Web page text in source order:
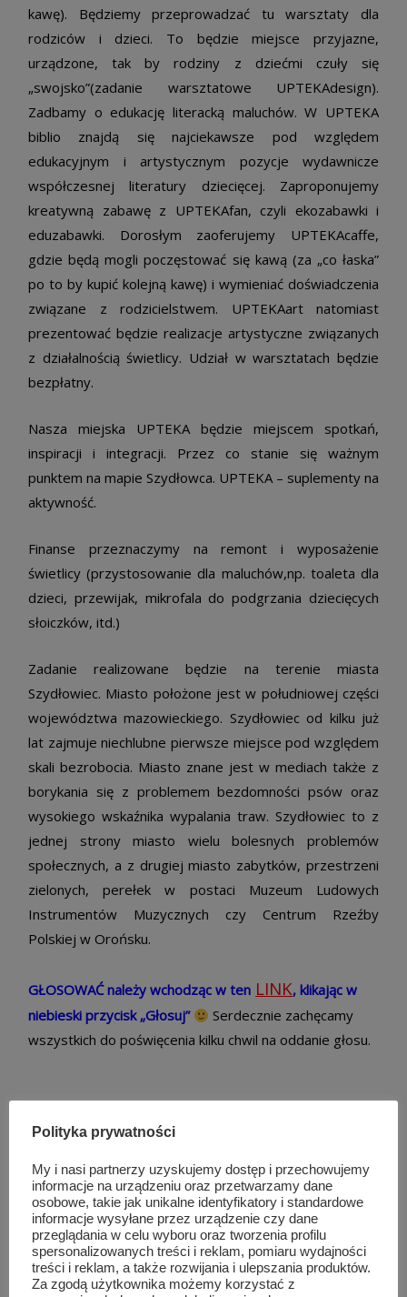
kawę). Będziemy przeprowadzać tu warsztaty dla
rodziców i dzieci. To będzie miejsce przyjazne,
urządzone, tak by rodziny z dziećmi czuły się
„swojsko”(zadanie warsztatowe UPTEKAdesign).
Zadbamy o edukację literacką maluchów. W UPTEKA
biblio znajdą się najciekawsze pod względem
edukacyjnym i artystycznym pozycje wydawnicze
współczesnej literatury dziecięcej. Zaproponujemy
kreatywną zabawę z UPTEKAfan, czyli ekozabawki i
eduzabawki. Dorosłym zaoferujemy UPTEKAcaffe,
gdzie będą mogli poczęstować się kawą (za „co łaska”
po to by kupić kolejną kawę) i wymieniać doświadczenia
związane z rodzicielstwem. UPTEKAart natomiast
prezentować będzie realizacje artystyczne związanych
z działalnością świetlicy. Udział w warsztatach będzie
bezpłatny.
Nasza miejska UPTEKA będzie miejscem spotkań,
inspiracji i integracji. Przez co stanie się ważnym
punktem na mapie Szydłowca. UPTEKA – suplementy na
aktywność.
Finanse przeznaczymy na remont i wyposażenie
świetlicy (przystosowanie dla maluchów,np. toaleta dla
dzieci, przewijak, mikrofala do podgrzania dziecięcych
słoiczków, itd.)
Zadanie realizowane będzie na terenie miasta
Szydłowiec. Miasto położone jest w południowej części
województwa mazowieckiego. Szydłowiec od kilku już
lat zajmuje niechlubne pierwsze miejsce pod względem
skali bezrobocia. Miasto znane jest w mediach także z
borykania się z problemem bezdomności psów oraz
wysokiego wskaźnika wypalania traw. Szydłowiec to z
jednej strony miasto wielu bolesnych problemów
społecznych, a z drugiej miasto zabytków, przestrzeni
zielonych, perełek w postaci Muzeum Ludowych
Instrumentów Muzycznych czy Centrum Rzeźby
Polskiej w Orońsku.
GŁOSOWAĆ należy wchodząc w ten LINK, klikając w
niebieski przycisk „Głosuj”
Serdecznie zachęcamy
wszystkich do poświęcenia kilku chwil na oddanie głosu.
Podobne wpisy
Polityka prywatności
My i nasi partnerzy uzyskujemy dostęp i przechowujemy
informacje na urządzeniu oraz przetwarzamy dane
osobowe, takie jak unikalne identyfikatory i standardowe
informacje wysyłane przez urządzenie czy dane
przeglądania w celu wyboru oraz tworzenia profilu
spersonalizowanych treści i reklam, pomiaru wydajności
treści i reklam, a także rozwijania i ulepszania produktów.
Za zgodą użytkownika możemy korzystać z